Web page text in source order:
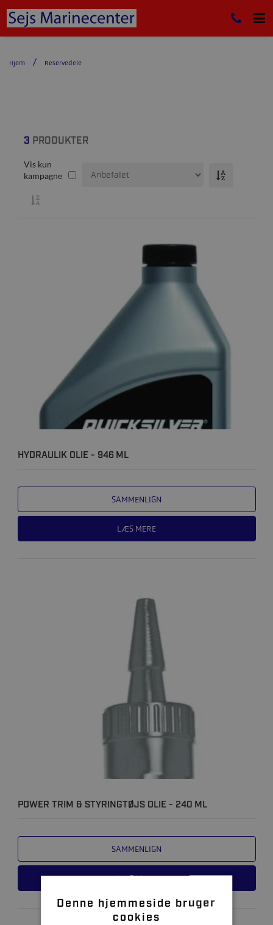
Hjem Reservedele
3 PRODUKTER
Vis kun
kampagne
HYDRAULIK OLIE - 946 ML
SAMMENLIGN
LÆS MERE
POWER TRIM & STYRINGTØJS OLIE - 240 ML
SAMMENLIGN
LÆS MERE
Denne hjemmeside bruger
cookies